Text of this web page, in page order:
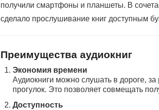
получили смартфоны и планшеты. В
сделало прослушивание книг доступным
Преимущества аудиокниг
Экономия времени
Аудиокниги можно слушать в дороге,
прогулок. Это позволяет совмещать
Доступность